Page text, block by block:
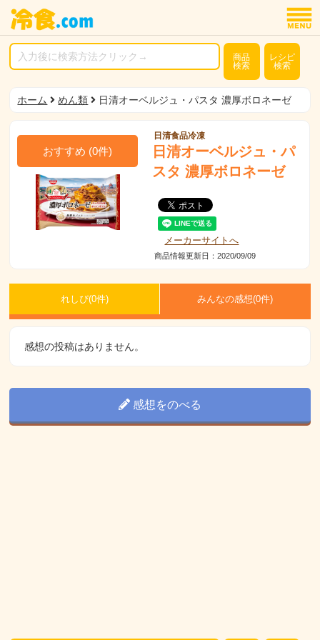
商品
検索
レシピ
検索
ホーム めん類 日清オーベルジュ・パスタ 濃厚ボロネーゼ
おすすめ (0件)
日清食品冷凍
日清オーベルジュ・パ
スタ 濃厚ボロネーゼ
メーカーサイトへ
商品情報更新日：2020/09/09
れしぴ(0件) みんなの感想(0件)
感想の投稿はありません。
感想をのべる